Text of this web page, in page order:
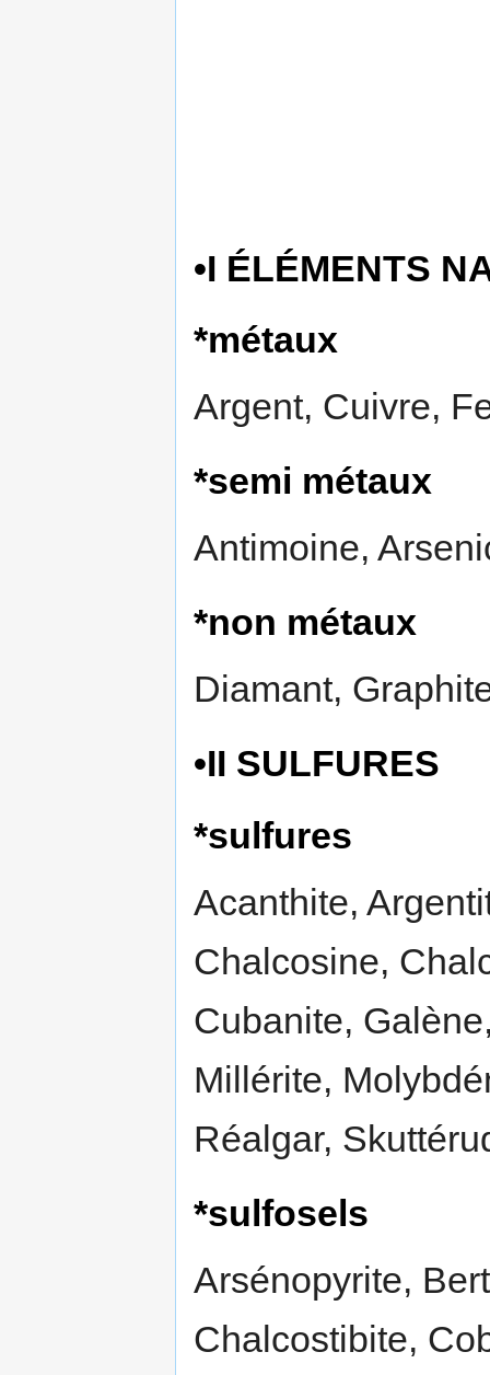
•I ÉLÉMENTS
*métaux
Argent, Cuivre,
*semi métaux
Antimoine,
*non métaux
Diamant,
•II SULFURES
*sulfures
Acanthite,
Chalcosine,
Cubanite,
Millérite,
Réalgar,
*sulfosels
Arsénopyrite,
Chalcostibite,